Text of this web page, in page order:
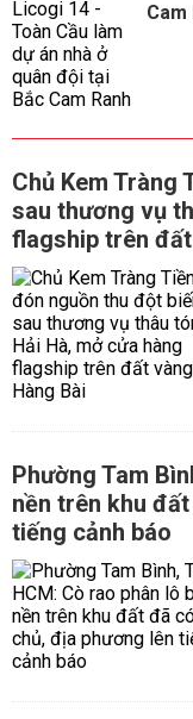
Cam
Chủ Kem Tràng
sau thương vụ
flagship trên
Phường Tam
nền trên khu
tiếng cảnh báo